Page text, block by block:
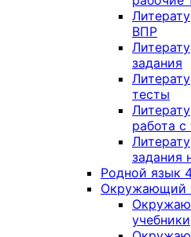
ВПР
задания
тесты
работа
задания
Родной язык
Окружающий
учебники